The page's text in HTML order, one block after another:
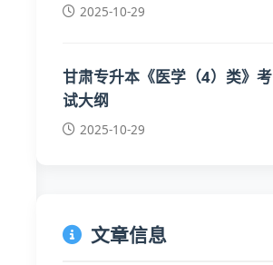
2025-10-29
甘肃专升本《医学（4）类》考
试大纲
2025-10-29
文章信息